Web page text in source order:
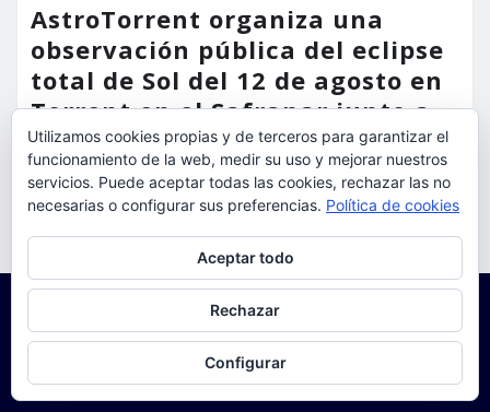
AstroTorrent organiza una
observación pública del eclipse
total de Sol del 12 de agosto en
Torrent en el Safranar junto a
las vías del AVE
torrent al dia Ago 5, 2026
Utilizamos cookies propias y de terceros para garantizar el
funcionamiento de la web, medir su uso y mejorar nuestros
servicios. Puede aceptar todas las cookies, rechazar las no
necesarias o configurar sus preferencias. Política de cookies
Aceptar todo
Rechazar
Configurar
Para obtener más información, incluido cómo gestionar las cookies,